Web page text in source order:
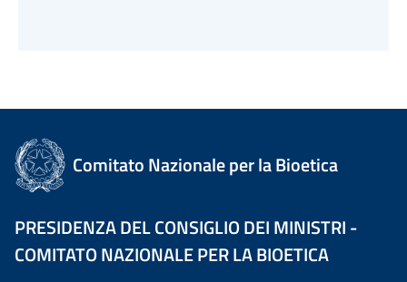
Comitato Nazionale per la Bioetica
PRESIDENZA DEL CONSIGLIO DEI MINISTRI -
COMITATO NAZIONALE PER LA BIOETICA